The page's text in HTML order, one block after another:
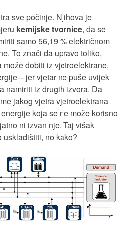
sve počinje. Njihova je
kemijske tvornice, da se
samo 56,19 % električnom
To znači da upravo toliko,
dobiti iz vjetroelektrane,
– jer vjetar ne puše uvijek
namiriti iz drugih izvora. Da
jakog vjetra vjetroelektrana
koja se ne može korisno
ni izvan nje. Taj višak
uskladištiti, no kako?